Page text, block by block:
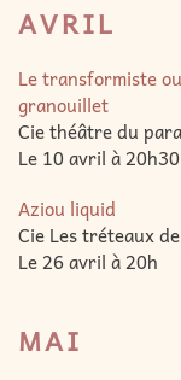
AVRIL
Le transformiste
granouillet
Cie théâtre du
Le 10 avril à 20h30
Aziou liquid
Cie Les tréteaux
Le 26 avril à 20h
MAI